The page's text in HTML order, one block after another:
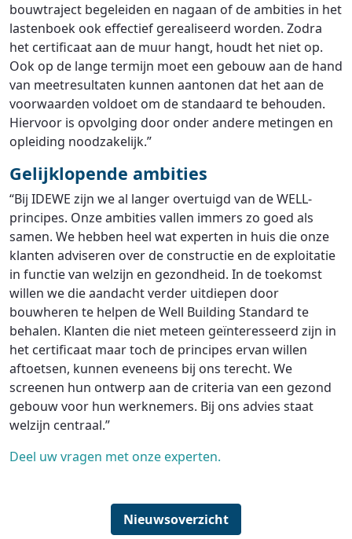
bouwtraject begeleiden en nagaan of de ambities in het
lastenboek ook effectief gerealiseerd worden. Zodra
het certificaat aan de muur hangt, houdt het niet op.
Ook op de lange termijn moet een gebouw aan de hand
van meetresultaten kunnen aantonen dat het aan de
voorwaarden voldoet om de standaard te behouden.
Hiervoor is opvolging door onder andere metingen en
opleiding noodzakelijk.”
Gelijklopende ambities
“Bij IDEWE zijn we al langer overtuigd van de WELL-
principes. Onze ambities vallen immers zo goed als
samen. We hebben heel wat experten in huis die onze
klanten adviseren over de constructie en de exploitatie
in functie van welzijn en gezondheid. In de toekomst
willen we die aandacht verder uitdiepen door
bouwheren te helpen de Well Building Standard te
behalen. Klanten die niet meteen geïnteresseerd zijn in
het certificaat maar toch de principes ervan willen
aftoetsen, kunnen eveneens bij ons terecht. We
screenen hun ontwerp aan de criteria van een gezond
gebouw voor hun werknemers. Bij ons advies staat
welzijn centraal.”
Deel uw vragen met onze experten.
Nieuwsoverzicht